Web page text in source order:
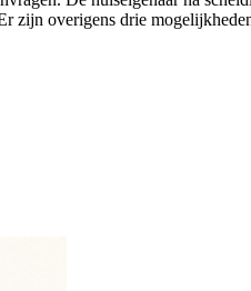
zijn overigens drie